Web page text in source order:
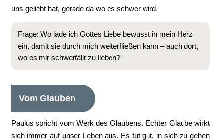
uns geliebt hat, gerade da wo es schwer wird.
Frage: Wo lade ich Gottes Liebe bewusst in mein Herz
ein, damit sie durch mich weiterfließen kann – auch dort,
wo es mir schwerfällt zu lieben?
Vom Glauben
Paulus spricht vom Werk des Glaubens. Echter Glaube wirkt
sich immer auf unser Leben aus. Es tut gut, in sich zu gehen